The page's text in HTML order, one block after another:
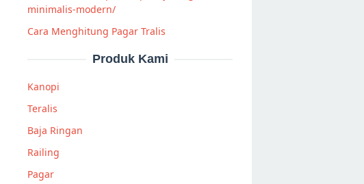
minimalis-modern/
Cara Menghitung Pagar Tralis
Produk Kami
Kanopi
Teralis
Baja Ringan
Railing
Pagar